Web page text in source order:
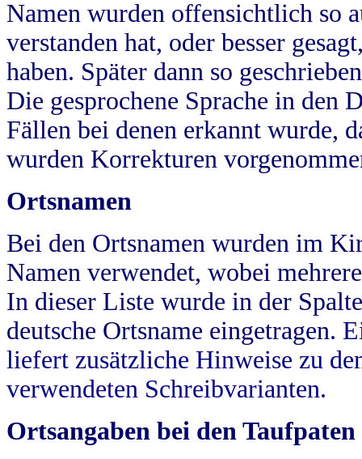
Namen wurden offensichtlich so
verstanden hat, oder besser
haben. Später dann so
Die gesprochene Sprache in
Fällen bei denen erkannt wurde,
wurden Korrekturen
Ortsnamen
Bei den Ortsnamen wurden im
Namen verwendet, wobei
In dieser Liste wurde in der
deutsche Ortsname eingetragen.
liefert zusätzliche Hinweise zu
verwendeten Schreibvarianten.
Ortsangaben bei den Taufpaten